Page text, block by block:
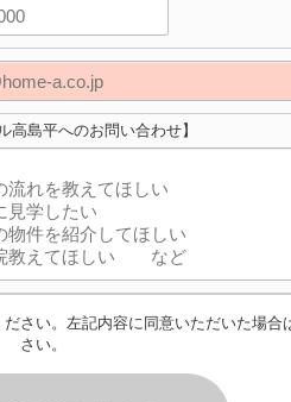
高島平へのお問い合わせ】
ださい。左記内容に同意いただいた場合
さい。